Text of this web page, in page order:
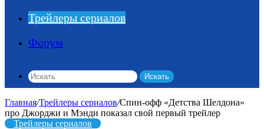
Трейлеры сериалов
Форум
Искать
Главная/Трейлеры сериалов/Спин-офф «Детства Шелдона»
про Джорджи и Мэнди показал свой первый трейлер
Трейлеры сериалов